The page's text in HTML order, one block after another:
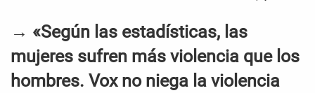
→ «Según las estadísticas, las
mujeres sufren más violencia que los
hombres. Vox no niega la violencia